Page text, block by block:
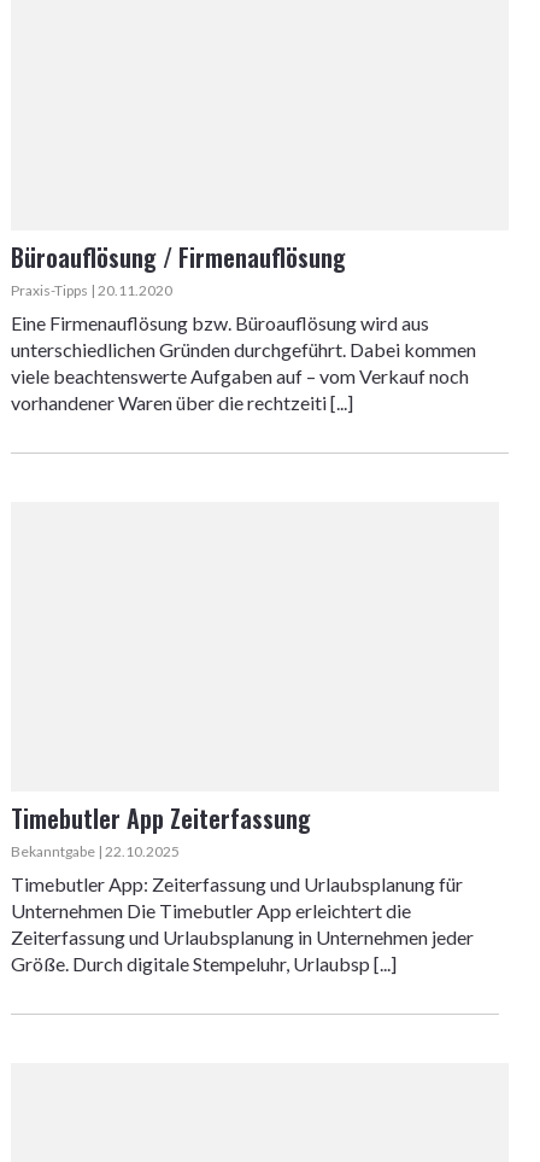
Büroauflösung / Firmenauflösung
Praxis-Tipps | 20.11.2020
Eine Firmenauflösung bzw. Büroauflösung wird aus
unterschiedlichen Gründen durchgeführt. Dabei kommen
viele beachtenswerte Aufgaben auf – vom Verkauf noch
vorhandener Waren über die rechtzeiti [...]
Timebutler App Zeiterfassung
Bekanntgabe | 22.10.2025
Timebutler App: Zeiterfassung und Urlaubsplanung für
Unternehmen Die Timebutler App erleichtert die
Zeiterfassung und Urlaubsplanung in Unternehmen jeder
Größe. Durch digitale Stempeluhr, Urlaubsp [...]